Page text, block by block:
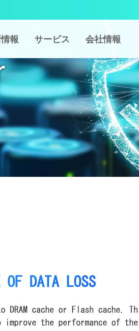
報 サービス 会社情報
DATA LOSS
cache or Flash cache.
the performance of the